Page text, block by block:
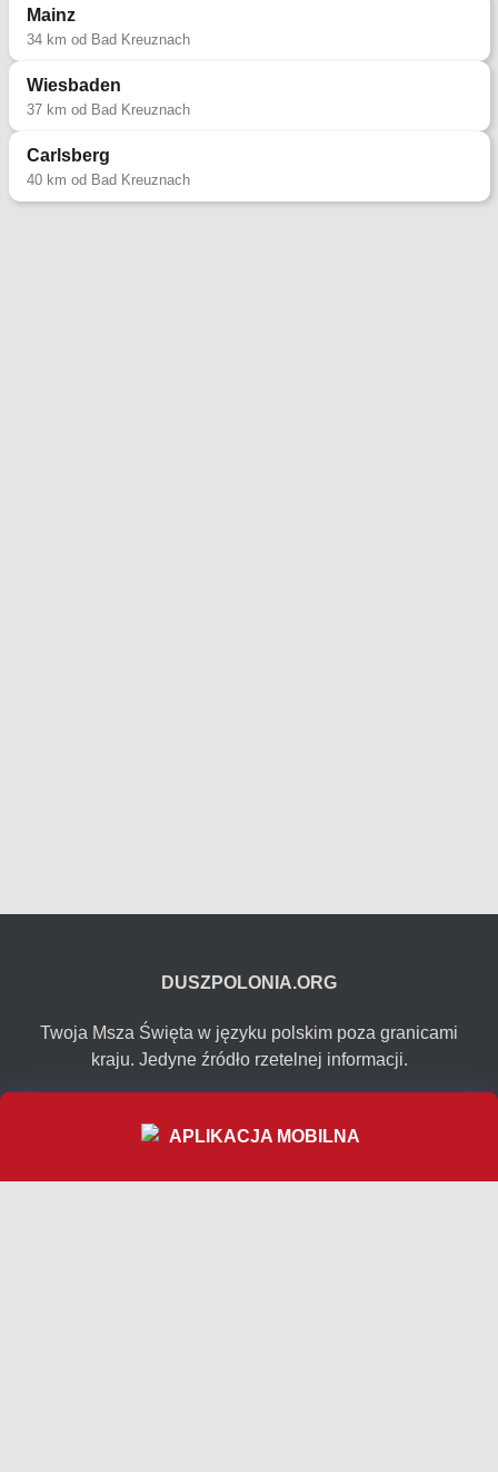
Poradnia rozpoznawania płodności
Zakres pomocy:
Poradnia rozpoznawania płodności
Mainz
34 km od Bad Kreuznach
Wiesbaden
37 km od Bad Kreuznach
Carlsberg
40 km od Bad Kreuznach
DUSZPOLONIA.ORG
Twoja Msza Święta w języku polskim poza granicami
kraju. Jedyne źródło rzetelnej informacji.
NASZ PROJEKT
Co robimy?
APLIKACJA MOBILNA